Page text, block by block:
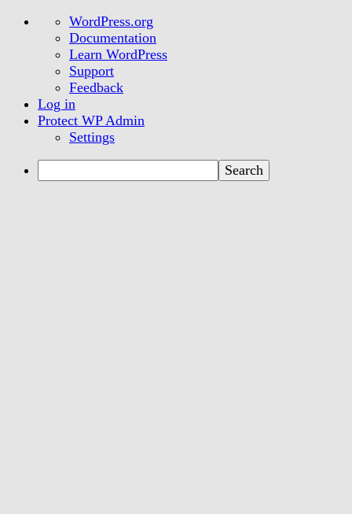
About
WordPress
WordPress.org
Documentation
Learn WordPress
Support
Feedback
Log in
Protect WP Admin
Settings
Search